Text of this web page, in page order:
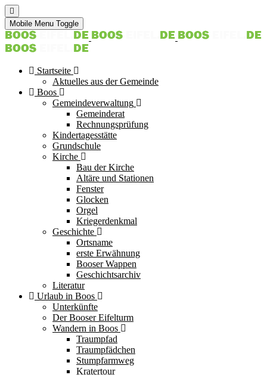
Mobile Menu Toggle
Startseite
Aktuelles aus der Gemeinde
Boos
Gemeindeverwaltung
Gemeinderat
Rechnungsprüfung
Kindertagesstätte
Grundschule
Kirche
Bau der Kirche
Altäre und Stationen
Fenster
Glocken
Orgel
Kriegerdenkmal
Geschichte
Ortsname
erste Erwähnung
Booser Wappen
Geschichtsarchiv
Literatur
Urlaub in Boos
Unterkünfte
Der Booser Eifelturm
Wandern in Boos
Traumpfad
Traumpfädchen
Stumpfarmweg
Kratertour